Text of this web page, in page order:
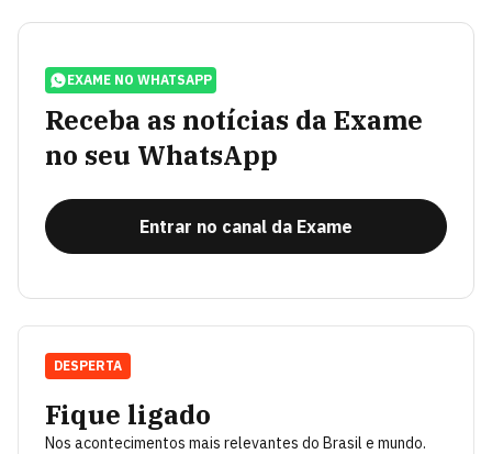
EXAME NO WHATSAPP
Receba as notícias da Exame
no seu WhatsApp
Entrar no canal da Exame
Fique ligado
Nos acontecimentos mais relevantes do Brasil e mundo.
DESPERTA